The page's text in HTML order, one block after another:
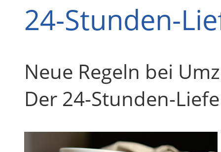
24-Stunden-
Neue Regeln bei
Der 24-Stunden-